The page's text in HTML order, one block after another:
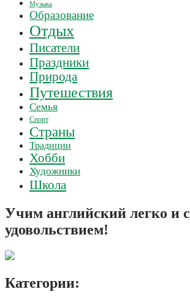
Музыка
Образование
Отдых
Писатели
Праздники
Природа
Путешествия
Семья
Спорт
Страны
Традиции
Хобби
Художники
Школа
Учим английский легко и с
удовольствием!
Категории: